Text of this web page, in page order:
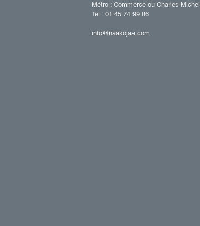
Métro : Commerce ou Charles Michel
Tel : 01.45.74.99.86
info@naakojaa.com